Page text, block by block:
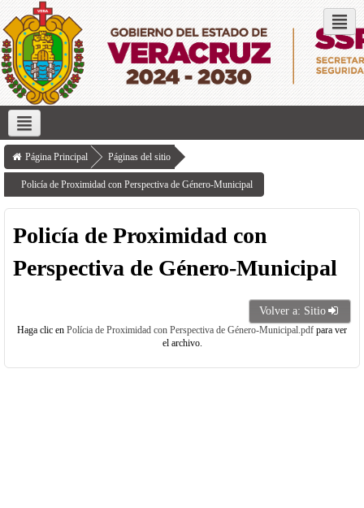
Inicio Servicios que ofrece
Página Principal Páginas del sitio
Policía de Proximidad con Perspectiva de Género-Municipal
Policía de Proximidad con
Perspectiva de Género-Municipal
Volver a: Sitio
Haga clic en Polícia de Proximidad con Perspectiva de Género-Municipal.pdf para ver
el archivo.